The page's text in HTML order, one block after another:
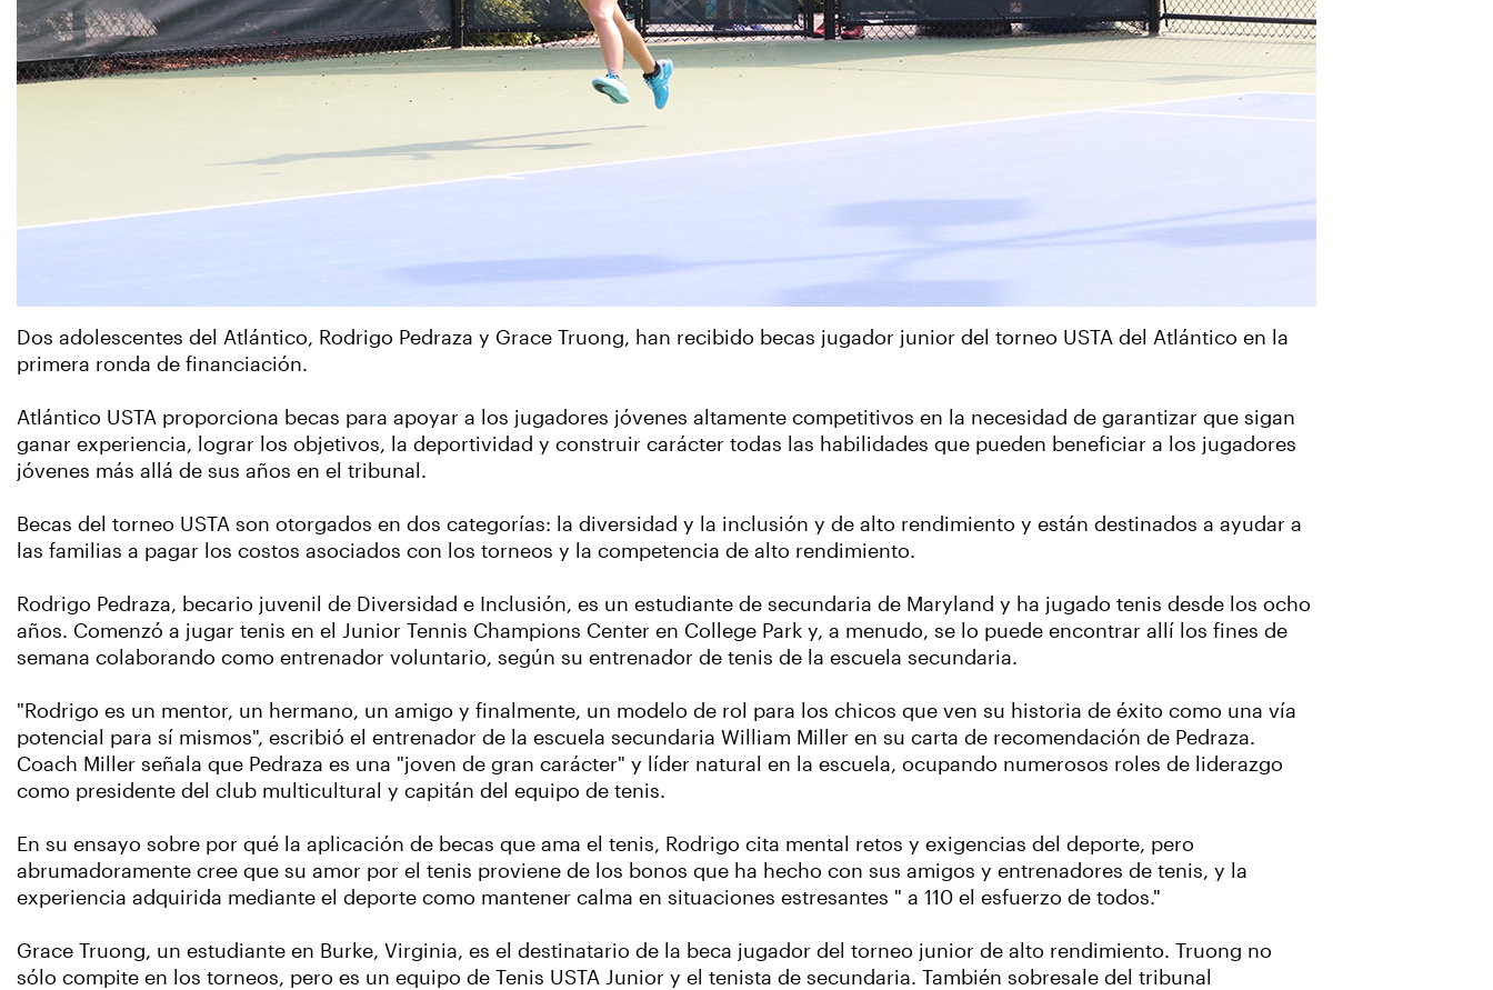
Dos adolescentes del Atlántico, Rodrigo Pedraza y Grace Truong, han recibido becas jugador junior del torneo USTA del Atlántico en la
primera ronda de financiación.
Atlántico USTA proporciona becas para apoyar a los jugadores jóvenes altamente competitivos en la necesidad de garantizar que sigan
ganar experiencia, lograr los objetivos, la deportividad y construir carácter todas las habilidades que pueden beneficiar a los jugadores
jóvenes más allá de sus años en el tribunal.
Becas del torneo USTA son otorgados en dos categorías: la diversidad y la inclusión y de alto rendimiento y están destinados a ayudar a
las familias a pagar los costos asociados con los torneos y la competencia de alto rendimiento.
Rodrigo Pedraza, becario juvenil de Diversidad e Inclusión, es un estudiante de secundaria de Maryland y ha jugado tenis desde los ocho
años. Comenzó a jugar tenis en el Junior Tennis Champions Center en College Park y, a menudo, se lo puede encontrar allí los fines de
semana colaborando como entrenador voluntario, según su entrenador de tenis de la escuela secundaria.
"Rodrigo es un mentor, un hermano, un amigo y finalmente, un modelo de rol para los chicos que ven su historia de éxito como una vía
potencial para sí mismos", escribió el entrenador de la escuela secundaria William Miller en su carta de recomendación de Pedraza.
Coach Miller señala que Pedraza es una "joven de gran carácter" y líder natural en la escuela, ocupando numerosos roles de liderazgo
como presidente del club multicultural y capitán del equipo de tenis.
En su ensayo sobre por qué la aplicación de becas que ama el tenis, Rodrigo cita mental retos y exigencias del deporte, pero
abrumadoramente cree que su amor por el tenis proviene de los bonos que ha hecho con sus amigos y entrenadores de tenis, y la
experiencia adquirida mediante el deporte como mantener calma en situaciones estresantes " a 110 el esfuerzo de todos."
Grace Truong, un estudiante en Burke, Virginia, es el destinatario de la beca jugador del torneo junior de alto rendimiento. Truong no
sólo compite en los torneos, pero es un equipo de Tenis USTA Junior y el tenista de secundaria. También sobresale del tribunal